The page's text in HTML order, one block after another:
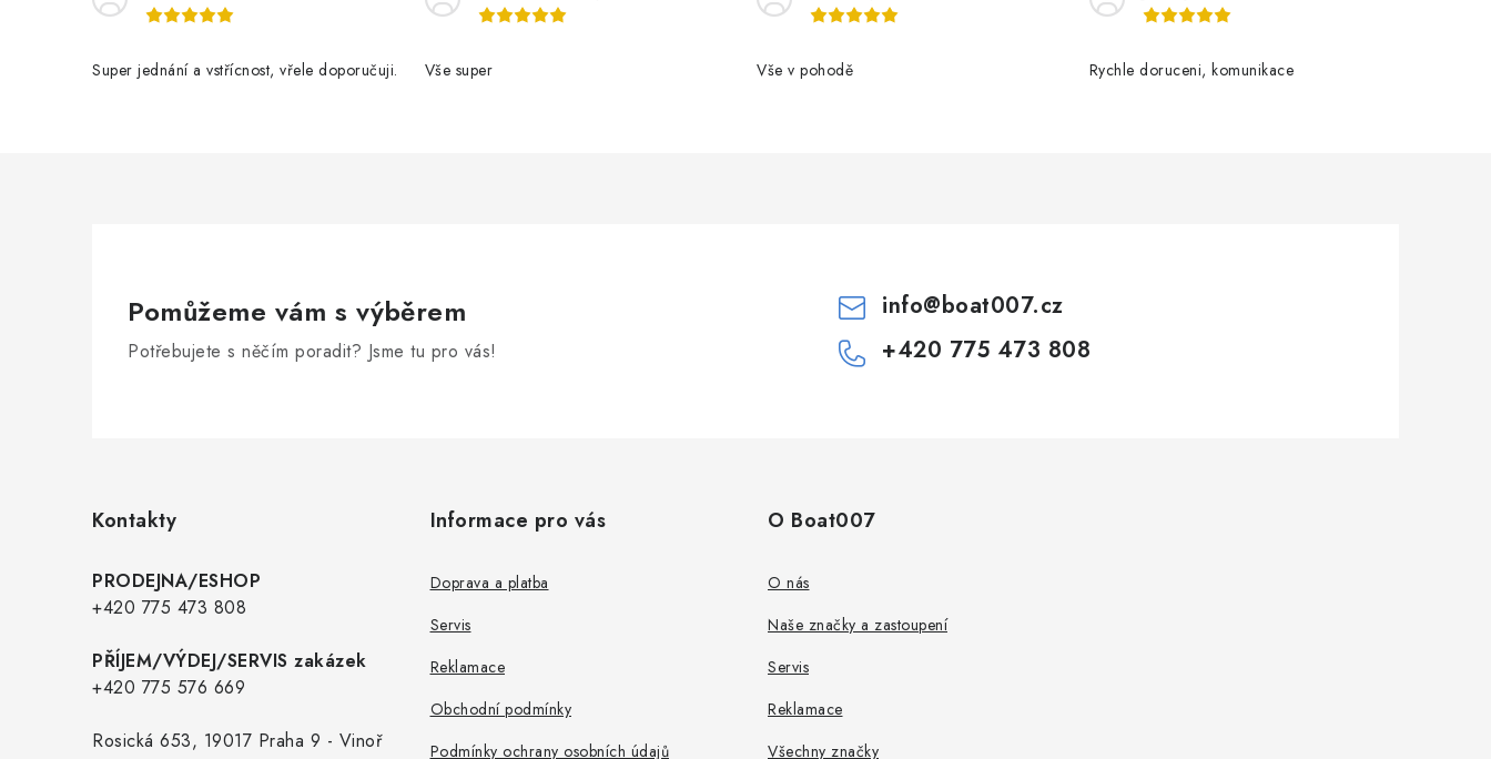
Super jednání a vstřícnost, vřele doporučuji. Vše super Vše v pohodě Rychle doruceni, komunikace
Pomůžeme vám s výběrem
Potřebujete s něčím poradit? Jsme tu pro vás!
info@boat007.cz
+420 775 473 808
Kontakty
PRODEJNA/ESHOP
+420 775 473 808
PŘÍJEM/VÝDEJ/SERVIS zakázek
+420 775 576 669
Rosická 653, 19017 Praha 9 - Vinoř
Informace pro vás
Doprava a platba
Servis
Reklamace
Obchodní podmínky
Podmínky ochrany osobních údajů
O Boat007
O nás
Naše značky a zastoupení
Servis
Reklamace
Všechny značky